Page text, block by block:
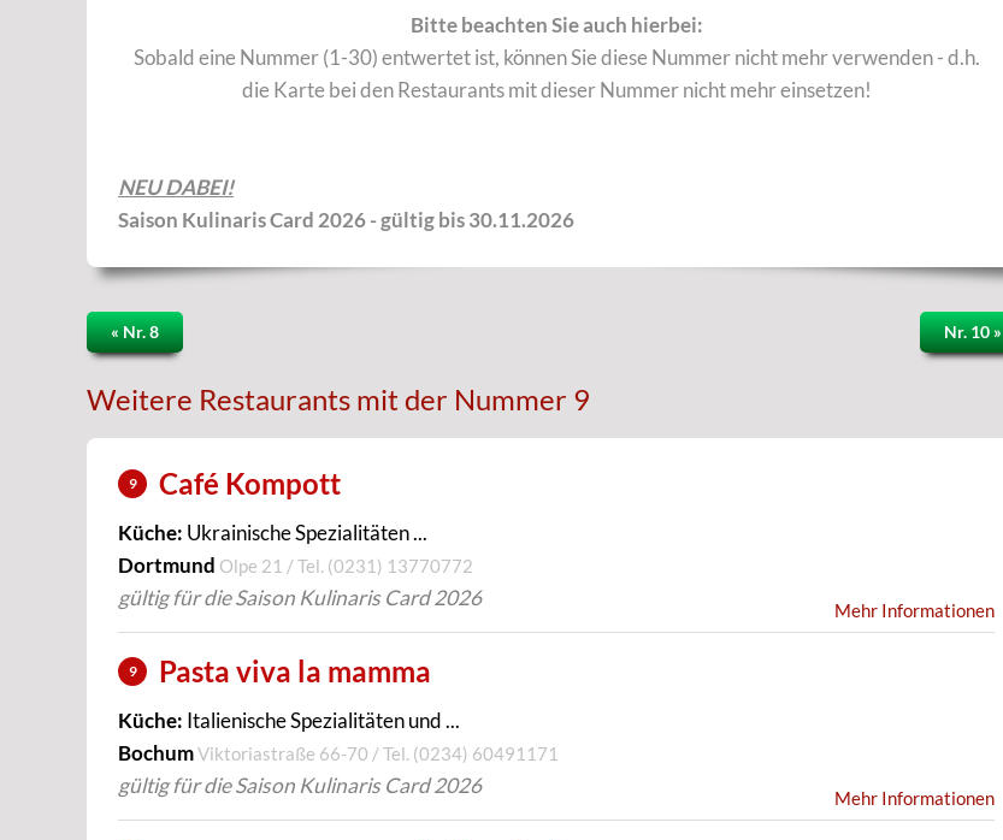
Bitte beachten Sie auch hierbei:
Sobald eine Nummer (1-30) entwertet ist, können Sie diese Nummer nicht mehr verwenden - d.h.
die Karte bei den Restaurants mit dieser Nummer nicht mehr einsetzen!
NEU DABEI!
Saison Kulinaris Card 2026 - gültig bis 30.11.2026
« Nr. 8 Nr. 10 »
Weitere Restaurants mit der Nummer 9
9 Café Kompott
Küche: Ukrainische Spezialitäten ...
Dortmund Olpe 21 / Tel. (0231) 13770772
gültig für die Saison Kulinaris Card 2026
Mehr Informationen
9 Pasta viva la mamma
Küche: Italienische Spezialitäten und ...
BochumViktoriastraße 66-70 / Tel. (0234) 60491171
gültig für die Saison Kulinaris Card 2026
Mehr Informationen